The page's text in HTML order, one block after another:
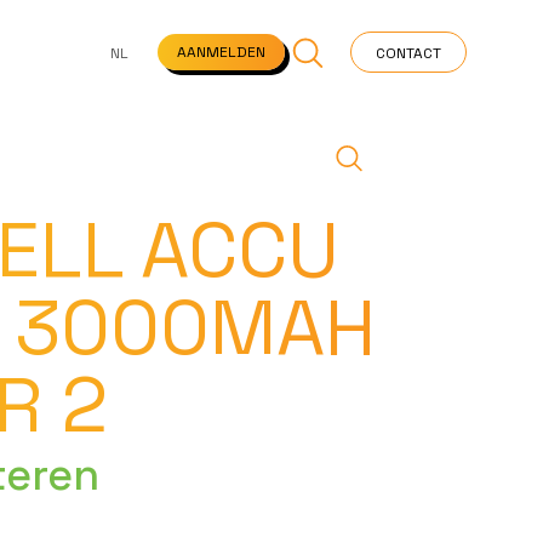
VEELGESTELDE VRAGEN STARTPAGINA NEWS
NL AANMELDEN CONTACT
ACCU
3000MAH
2